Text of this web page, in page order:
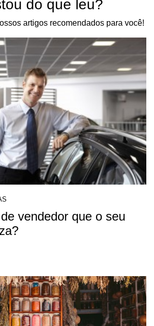
do que leu?
artigos recomendados para você!
vendedor que o seu